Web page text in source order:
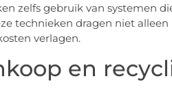
zelfs gebruik van systemen
technieken dragen niet
verlagen.
en